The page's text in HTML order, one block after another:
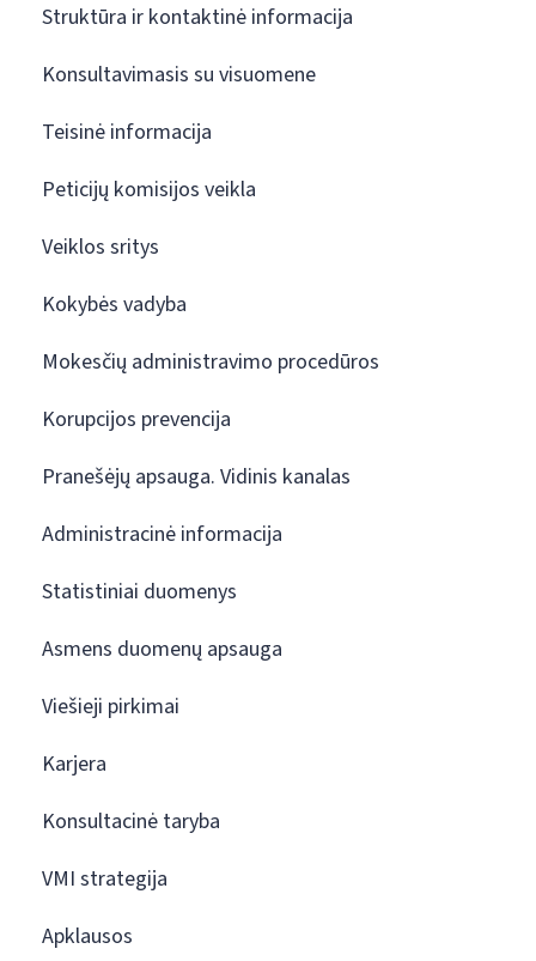
Struktūra ir kontaktinė informacija
Konsultavimasis su visuomene
Teisinė informacija
Peticijų komisijos veikla
Veiklos sritys
Kokybės vadyba
Mokesčių administravimo procedūros
Korupcijos prevencija
Pranešėjų apsauga. Vidinis kanalas
Administracinė informacija
Statistiniai duomenys
Asmens duomenų apsauga
Viešieji pirkimai
Karjera
Konsultacinė taryba
VMI strategija
Apklausos